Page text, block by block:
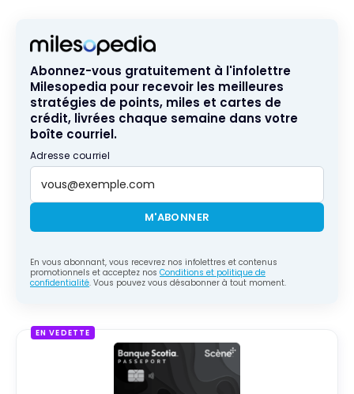
Abonnez-vous gratuitement à l'infolettre
Milesopedia pour recevoir les meilleures
stratégies de points, miles et cartes de
crédit, livrées chaque semaine dans votre
boîte courriel.
Adresse courriel
M'ABONNER
En vous abonnant, vous recevrez nos infolettres et contenus
promotionnels et acceptez nos Conditions et politique de
confidentialité. Vous pouvez vous désabonner à tout moment.
EN VEDETTE